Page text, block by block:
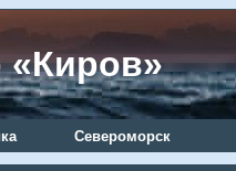
«Киров»
Североморск